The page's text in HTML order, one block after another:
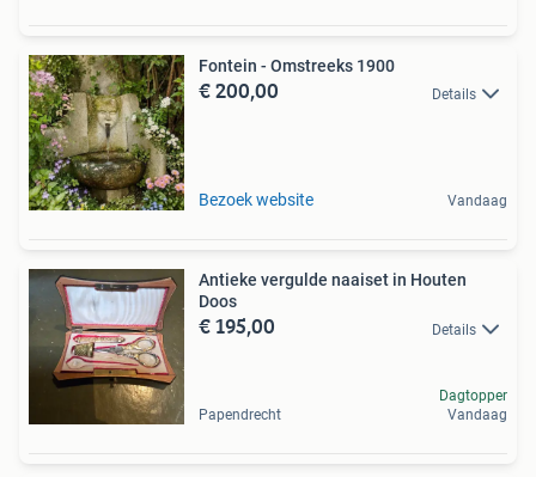
Fontein - Omstreeks 1900
€ 200,00 Details
Bezoek website Vandaag
Antieke vergulde naaiset in Houten
Doos
€ 195,00 Details
Papendrecht
Dagtopper
Vandaag